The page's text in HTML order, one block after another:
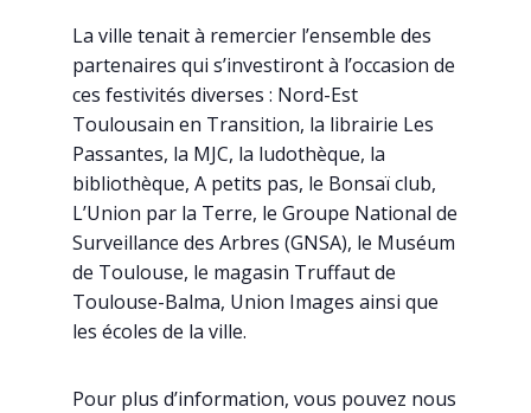
La ville tenait à remercier l’ensemble des
partenaires qui s’investiront à l’occasion de
ces festivités diverses : Nord-Est
Toulousain en Transition, la librairie Les
Passantes, la MJC, la ludothèque, la
bibliothèque, A petits pas, le Bonsaï club,
L’Union par la Terre, le Groupe National de
Surveillance des Arbres (GNSA), le Muséum
de Toulouse, le magasin Truffaut de
Toulouse-Balma, Union Images ainsi que
les écoles de la ville.
Pour plus d’information, vous pouvez nous